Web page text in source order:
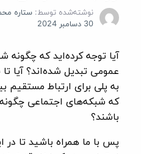
نوشته‌شده توسط: ستاره
30 دسامبر 2024
آیا توجه کرده‌اید که چگونه
عمومی تبدیل شده‌اند؟ آیا
به پلی برای ارتباط مستقیم
که شبکه‌های اجتماعی چگونه
باشند؟
پس با ما همراه باشید تا